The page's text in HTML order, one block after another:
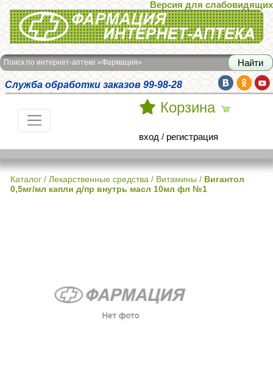
Интернет-аптека Фармация
Версия для слабовидящих
Поиск по интернет-аптеке «Фармация»
Служба обработки заказов 99-98-28
Корзина
вход / регистрация
Каталог / Лекарственные средства / Витамины / Вигантол
0,5мг/мл капли д/пр внутрь масл 10мл фл №1